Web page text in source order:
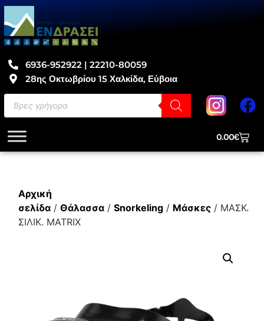
6936-952922 | 22210-80059
28ης Οκτωβρίου 15 Χαλκίδα, Εύβοια
0.00€
Αρχική
σελίδα/ Θάλασσα/ Snorkeling/ Μάσκες/ ΜΑΣΚΑ
ΣΙΛΙΚ. MATRIX